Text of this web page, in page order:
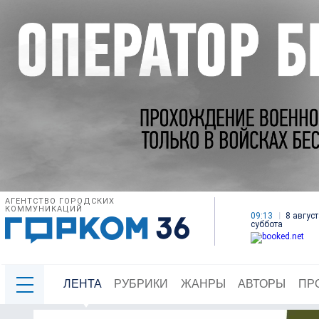
АГЕНТСТВО ГОРОДСКИХ
КОММУНИКАЦИЙ
09:13
8
суббота
ЛЕНТА РУБРИКИ ЖАНРЫ АВТОРЫ